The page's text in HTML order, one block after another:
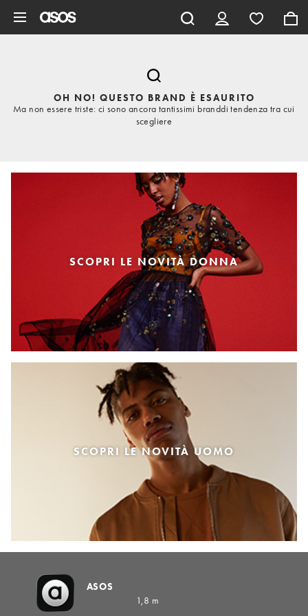
OH NO! QUESTO BRAND È ESAURITO
Ma non essere triste: ci sono ancora tantissimi branddi tendenza tra cui
scegliere
SCOPRI LE NOVITÀ DONNA
SCOPRI LE NOVITÀ UOMO
ASOS
1,8 m